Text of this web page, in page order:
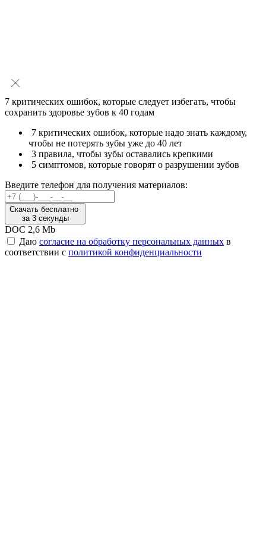
7 критических ошибок, которые следует избегать, чтобы
сохранить здоровье зубов к 40 годам
7 критических ошибок, которые надо знать каждому,
чтобы не потерять зубы уже до 40 лет
3 правила, чтобы зубы оставались крепкими
5 симптомов, которые говорят о разрушении зубов
Введите телефон для получения материалов:
Скачать бесплатно
за 3 секунды
DOC 2,6 Mb
Даю согласие на обработку персональных данных в
соответствии с политикой конфиденциальности